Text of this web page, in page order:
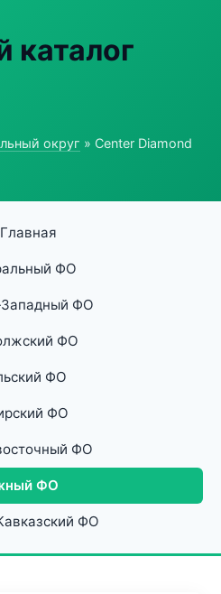
каталог
округ » Center Diamond
ФО
ФО
ФО
ФО
ФО
ФО
ФО
ФО